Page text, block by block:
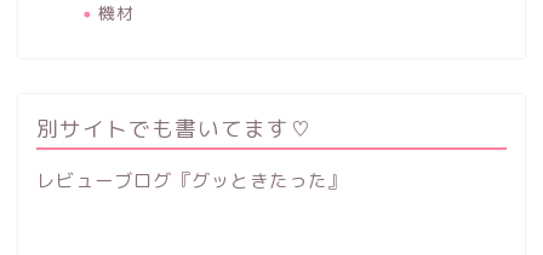
機材
別サイトでも書いてます♡
レビューブログ『グッときたった』